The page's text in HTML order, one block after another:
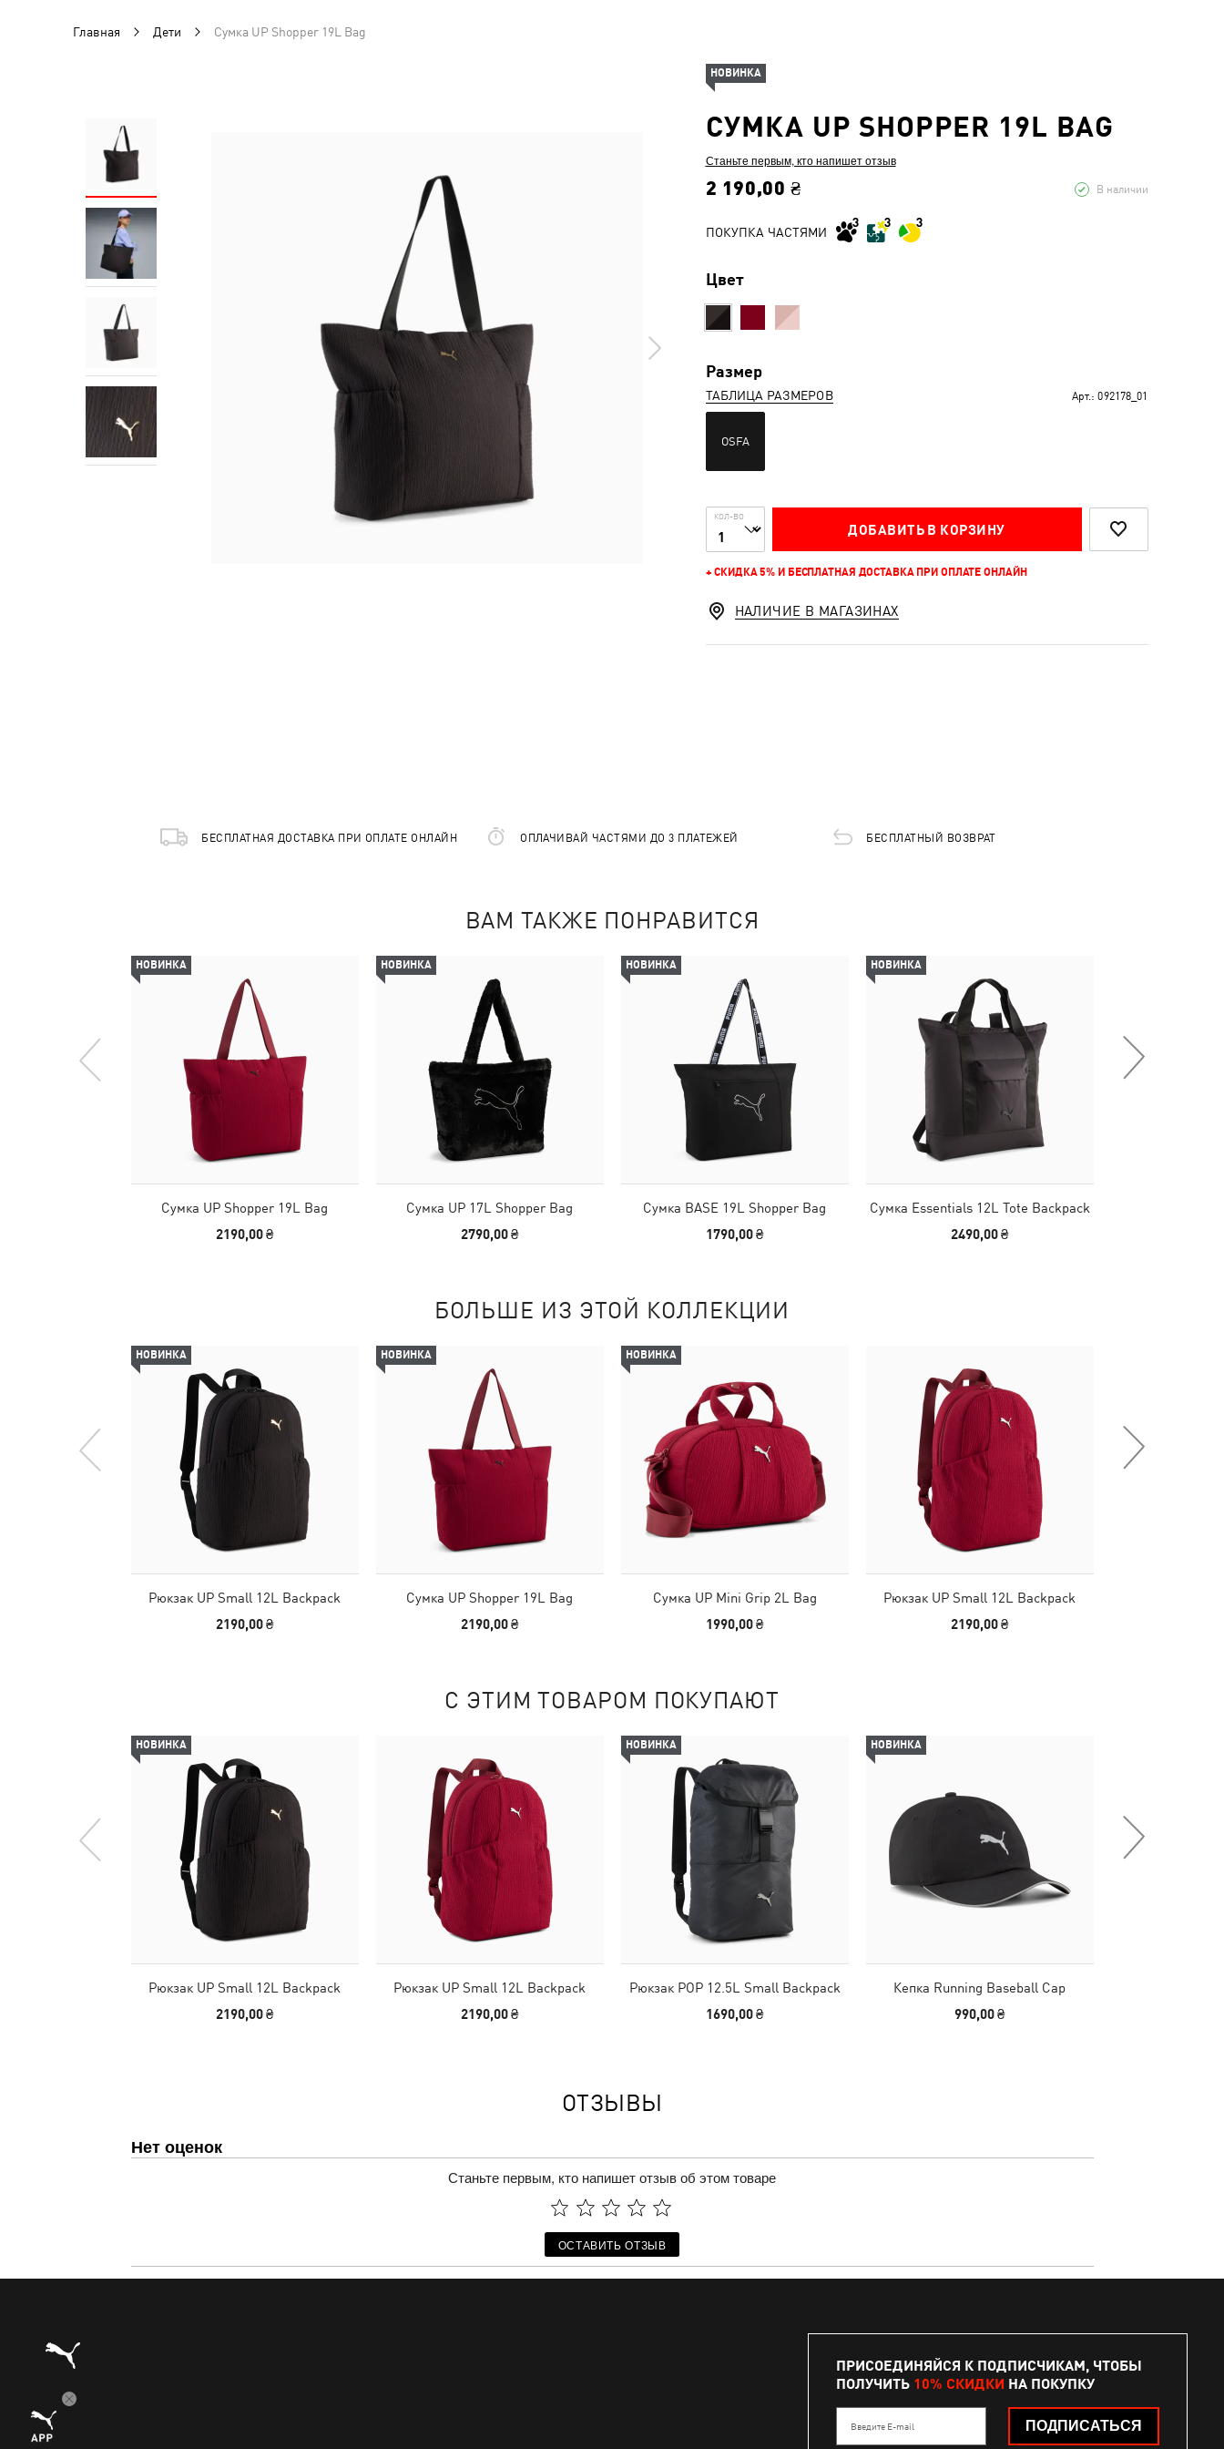
Главная Дети Сумка UP Shopper 19L Bag
СУМКА UP SHOPPER 19L BAG
Станьте первым, кто напишет отзыв
2 190,00 ₴ В наличии
ПОКУПКА ЧАСТЯМИ
Цвет
Размер
ТАБЛИЦА РАЗМЕРОВ Арт.: 092178_01
OSFA
КОЛ-ВО
ДОБАВИТЬ В КОРЗИНУ
+ СКИДКА 5% И БЕСПЛАТНАЯ ДОСТАВКА ПРИ ОПЛАТЕ ОНЛАЙН
НОВИНКА
НАЛИЧИЕ В МАГАЗИНАХ
БЕСПЛАТНАЯ ДОСТАВКА ПРИ ОПЛАТЕ ОНЛАЙН ОПЛАЧИВАЙ ЧАСТЯМИ ДО 3 ПЛАТЕЖЕЙ БЕСПЛАТНЫЙ ВОЗВРАТ
ВАМ ТАКЖЕ ПОНРАВИТСЯ
НОВИНКА
Сумка UP Shopper 19L Bag
2190,00 ₴
НОВИНКА
Сумка UP 17L Shopper Bag
2790,00 ₴
НОВИНКА
Сумка BASE 19L Shopper Bag
1790,00 ₴
НОВИНКА
Сумка Essentials 12L Tote Backpack
2490,00 ₴
БОЛЬШЕ ИЗ ЭТОЙ КОЛЛЕКЦИИ
НОВИНКА
Рюкзак UP Small 12L Backpack
2190,00 ₴
НОВИНКА
Сумка UP Shopper 19L Bag
2190,00 ₴
НОВИНКА
Сумка UP Mini Grip 2L Bag
1990,00 ₴
Рюкзак UP Small 12L Backpack
2190,00 ₴
С ЭТИМ ТОВАРОМ ПОКУПАЮТ
НОВИНКА
Рюкзак UP Small 12L Backpack
2190,00 ₴
Рюкзак UP Small 12L Backpack
2190,00 ₴
НОВИНКА
Рюкзак POP 12.5L Small Backpack
1690,00 ₴
НОВИНКА
Кепка Running Baseball Cap
990,00 ₴
ОТЗЫВЫ
Нет оценок
Станьте первым, кто напишет отзыв об этом товаре
ОСТАВИТЬ ОТЗЫВ
ПРИСОЕДИНЯЙСЯ К ПОДПИСЧИКАМ, ЧТОБЫ
ПОЛУЧИТЬ 10% СКИДКИ НА ПОКУПКУ
Введите E-mail ПОДПИСАТЬСЯ